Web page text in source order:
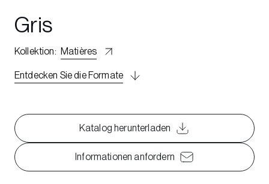
Gris
Kollektion: Matières
Entdecken Sie die Formate
Katalog herunterladen
Informationen anfordern